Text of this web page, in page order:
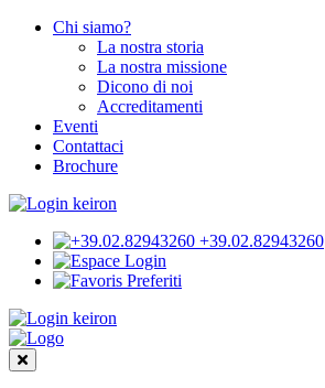
Chi siamo?
La nostra storia
La nostra missione
Dicono di noi
Accreditamenti
Eventi
Contattaci
Brochure
+39.02.82943260
Login
Preferiti